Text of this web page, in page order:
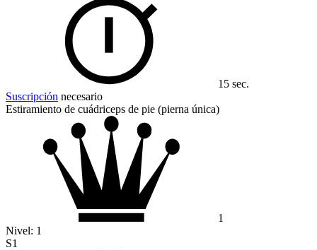
15 sec.
Suscripción necesario
Estiramiento de cuádriceps de pie (pierna única)
1
Nivel: 1
S1